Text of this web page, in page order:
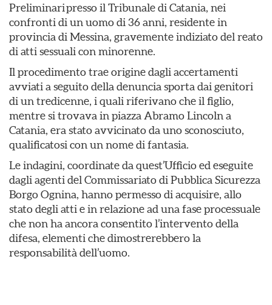
Preliminari presso il Tribunale di Catania, nei
confronti di un uomo di 36 anni, residente in
provincia di Messina, gravemente indiziato del reato
di atti sessuali con minorenne.
Il procedimento trae origine dagli accertamenti
avviati a seguito della denuncia sporta dai genitori
di un tredicenne, i quali riferivano che il figlio,
mentre si trovava in piazza Abramo Lincoln a
Catania, era stato avvicinato da uno sconosciuto,
qualificatosi con un nome di fantasia.
Le indagini, coordinate da quest’Ufficio ed eseguite
dagli agenti del Commissariato di Pubblica Sicurezza
Borgo Ognina, hanno permesso di acquisire, allo
stato degli atti e in relazione ad una fase processuale
che non ha ancora consentito l’intervento della
difesa, elementi che dimostrerebbero la
responsabilità dell’uomo.